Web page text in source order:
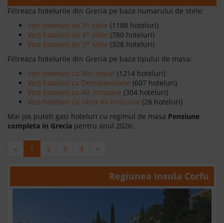
Filtreaza hotelurile din Grecia pe baza numarului de stele:
Vezi hoteluri de 3* stele (1188 hoteluri)
Vezi hoteluri de 4* stele (780 hoteluri)
Vezi hoteluri de 5* stele (328 hoteluri)
Filtreaza hotelurile din Grecia pe baza tipului de masa:
Vezi hoteluri cu Mic dejun (1214 hoteluri)
Vezi hoteluri cu Demipensiune (607 hoteluri)
Vezi hoteluri cu All inclusive (304 hoteluri)
Vezi hoteluri cu Ultra All inclusive (28 hoteluri)
Mai jos puteti gasi hoteluri cu regimul de masa Pensiune
completa in Grecia pentru anul 2026:
« 1 2 3 4 »
Regiunea Insula Corfu